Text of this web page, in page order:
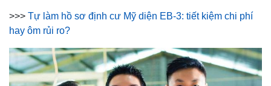
>>> Tự làm hồ sơ định cư Mỹ diện EB-3: tiết kiệm chi phí
hay ôm rủi ro?